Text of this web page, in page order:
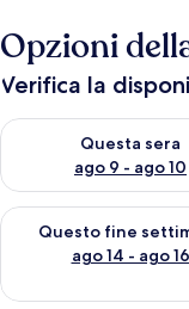
Opzioni
Verifica la
Questa sera
ago 9 - ago 10
Verifica la
Questo fine
ago 14 - ago 16
Verifica la